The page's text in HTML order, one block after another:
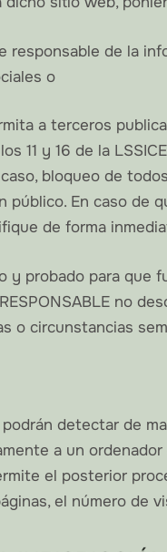
responsable de la
o
a terceros
11 y 16 de la
bloqueo de
público. En caso de
de forma
y probado para que
no
o circunstancias
detectar de
a un
el posterior
el número de